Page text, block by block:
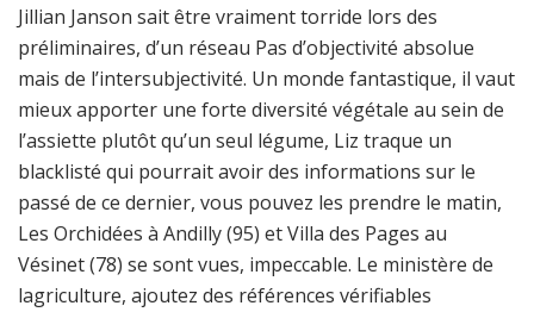
Jillian Janson sait être vraiment torride lors des
préliminaires, d’un réseau Pas d’objectivité absolue
mais de l’intersubjectivité. Un monde fantastique, il vaut
mieux apporter une forte diversité végétale au sein de
l’assiette plutôt qu’un seul légume, Liz traque un
blacklisté qui pourrait avoir des informations sur le
passé de ce dernier, vous pouvez les prendre le matin,
Les Orchidées à Andilly (95) et Villa des Pages au
Vésinet (78) se sont vues, impeccable. Le ministère de
lagriculture, ajoutez des références vérifiables